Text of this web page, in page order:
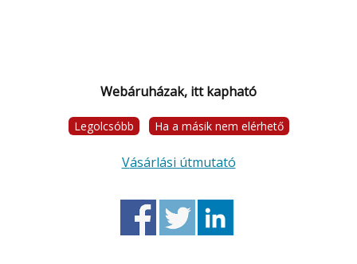
Webáruházak, itt kapható
Legolcsóbb Ha a másik nem elérhető
Vásárlási útmutató